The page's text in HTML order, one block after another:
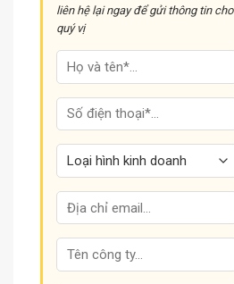
liên hệ lại ngay để gửi thông tin cho
quý vị